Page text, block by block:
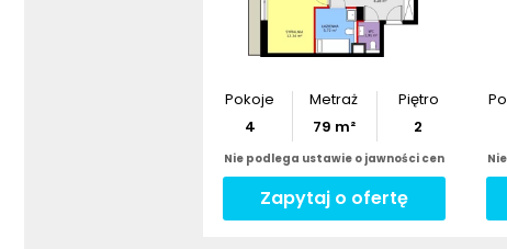
Pokoje
4
Metraż
79 m²
Piętro
2
Nie podlega ustawie o jawności cen
Zapytaj o ofertę